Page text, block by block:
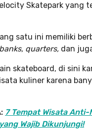
Skatepark yang
satu ini memiliki
quarters, dan
skateboard, di sini
kuliner karena
7 Tempat Wisata
Wajib Dikunjungi!